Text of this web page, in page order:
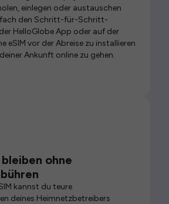
einlegen oder austauschen
den Schritt-für-Schritt-
HelloGlobe App oder auf der
eSIM vor der Abreise zu installieren
Ankunft online zu gehen.
ohne
kannst du teure
deines Heimnetzbetreibers